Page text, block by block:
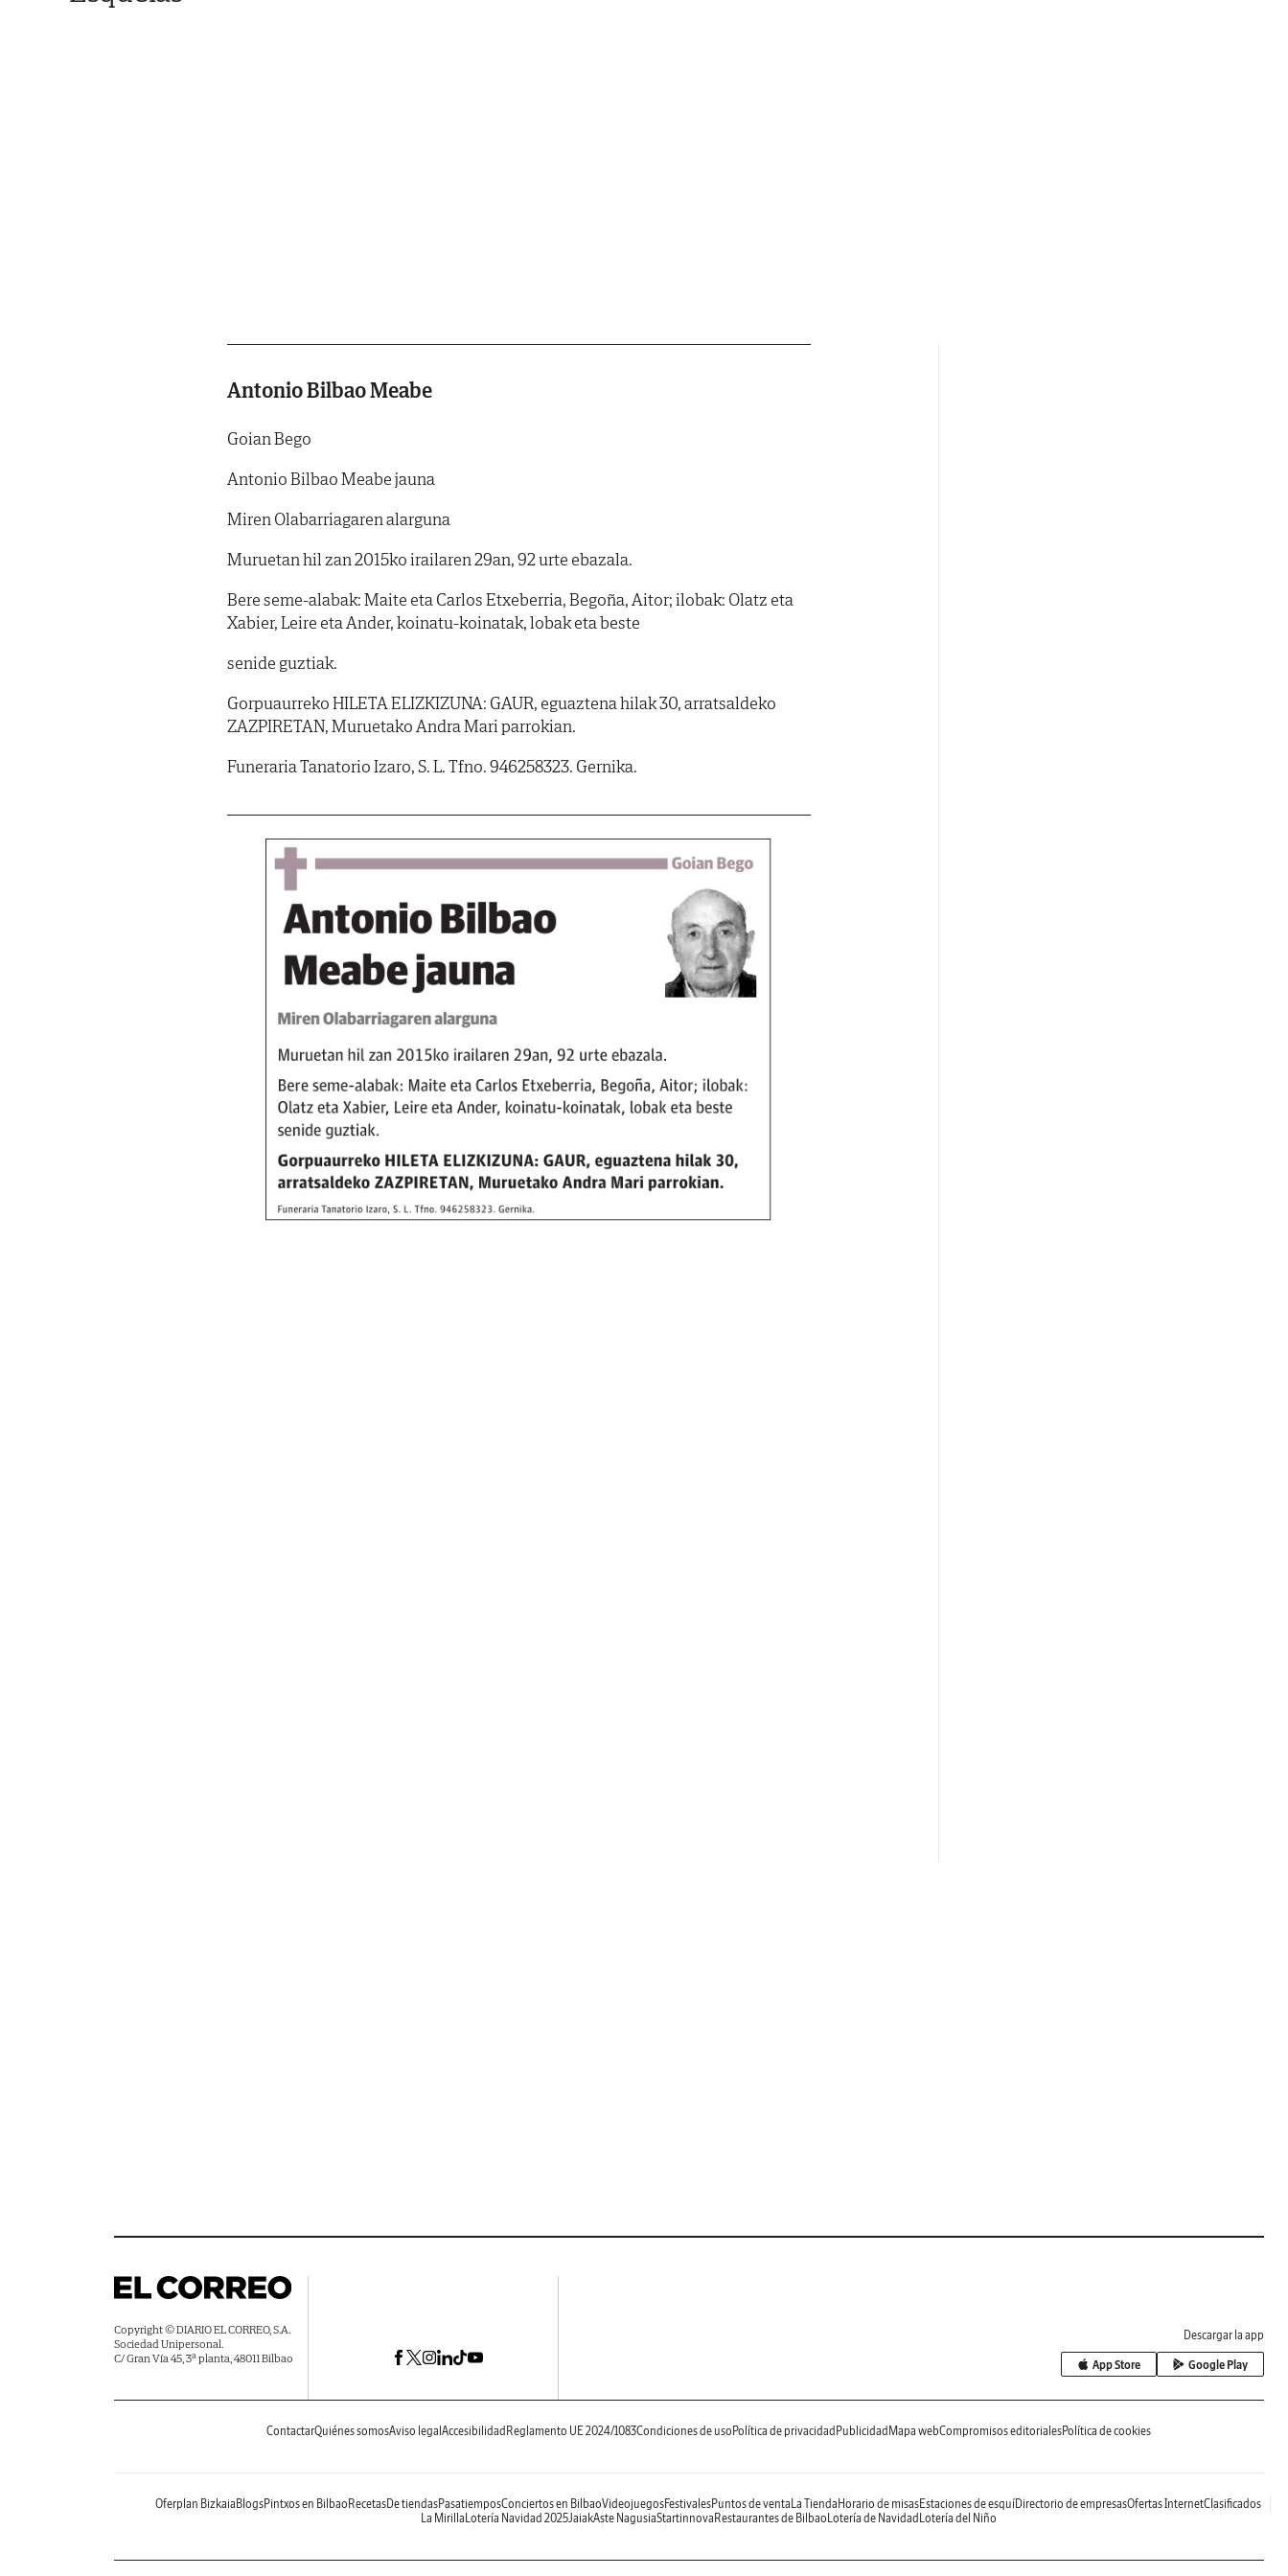
Antonio Bilbao Meabe
Goian Bego
Antonio Bilbao Meabe jauna
Miren Olabarriagaren alarguna
Muruetan hil zan 2015ko irailaren 29an, 92 urte ebazala.
Bere seme-alabak: Maite eta Carlos Etxeberria, Begoña, Aitor; ilobak: Olatz eta
Xabier, Leire eta Ander, koinatu-koinatak, lobak eta beste
senide guztiak.
Gorpuaurreko HILETA ELIZKIZUNA: GAUR, eguaztena hilak 30, arratsaldeko
ZAZPIRETAN, Muruetako Andra Mari parrokian.
Funeraria Tanatorio Izaro, S. L. Tfno. 946258323. Gernika.
Copyright © DIARIO EL CORREO, S.A.
Sociedad Unipersonal.
C/ Gran Vía 45, 3ª planta, 48011 Bilbao
Descargar la app
App Store Google Play
ContactarQuiénes somosAviso legal Accesibilidad Reglamento UE 2024/1083Condiciones de uso Política de privacidad Publicidad Mapa webCompromisos editorialesPolítica de cookies
Oferplan Bizkaia BlogsPintxos en Bilbao RecetasDe tiendasPasatiemposConciertos en BilbaoVideojuegosFestivalesPuntos de venta La Tienda Horario de misasEstaciones de esquíDirectorio de empresasOfertas InternetClasificados
La Mirilla Lotería Navidad 2025JaiakAste NagusiaStartinnova Restaurantes de Bilbao Lotería de Navidad Lotería del Niño